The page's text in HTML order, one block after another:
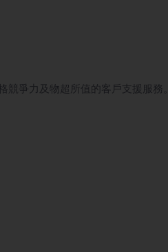
競爭力及物超所值的客戶支援服務。